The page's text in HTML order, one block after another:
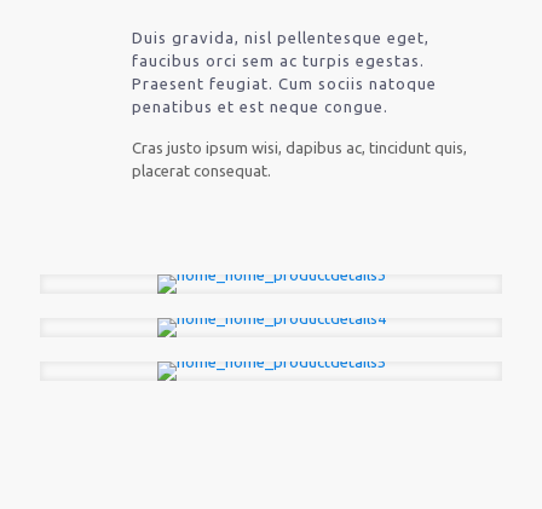
Duis gravida, nisl pellentesque eget,
faucibus orci sem ac turpis egestas.
Praesent feugiat. Cum sociis natoque
penatibus et est neque congue.
Cras justo ipsum wisi, dapibus ac, tincidunt quis,
placerat consequat.